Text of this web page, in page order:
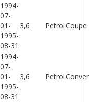
1994-
07-
01-
1995-
08-31
3,6 PetrolCoupe
1994-
07-
01-
1995-
08-31
3,6 Petrol